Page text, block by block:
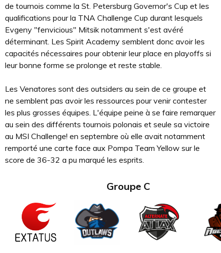
de tournois comme la St. Petersburg Governor's Cup et les
qualifications pour la TNA Challenge Cup durant lesquels
Evgeny "fenvicious" Mitsik notamment s'est avéré
déterminant. Les Spirit Academy semblent donc avoir les
capacités nécessaires pour obtenir leur place en playoffs si
leur bonne forme se prolonge et reste stable.
Les Venatores sont des outsiders au sein de ce groupe et
ne semblent pas avoir les ressources pour venir contester
les plus grosses équipes. L'équipe peine à se faire remarquer
au sein des différents tournois polonais et seule sa victoire
au MSI Challenge! en septembre où elle avait notamment
remporté une carte face aux Pompa Team Yellow sur le
score de 36-32 a pu marqué les esprits.
Groupe C